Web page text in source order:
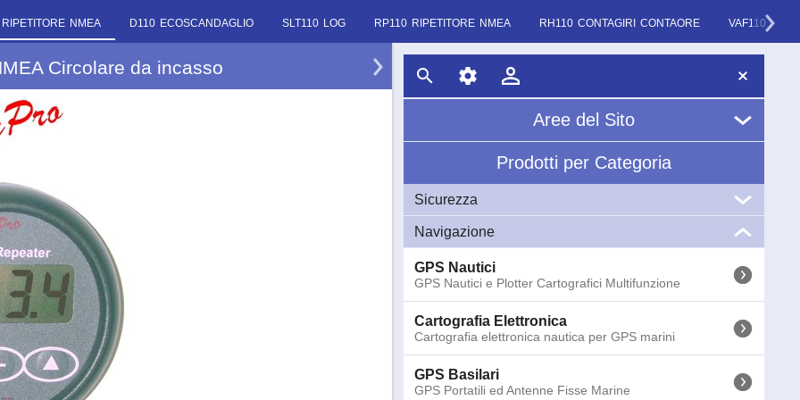
NMEA D110 ECOSCANDAGLIO SLT110 LOG RP110 RIPETITORE NMEA RH110 CONTAGIRI CONTAORE VAF110
Circolare da incasso
Aree del Sito
Chi Siamo
News
Glossario
Prodotti per Categoria
Sicurezza
VHF
VHF Marini Portatili e Fissi
EPIRB
EPIRB GME Radio Boe di Emergenza COSPAS-
SARSAT
AIS
AIS (Automatic Identification System) Ricevitori e
Transponder
Navigazione
GPS Nautici
GPS Nautici e Plotter Cartografici Multifunzione
Cartografia Elettronica
Cartografia elettronica nautica per GPS marini
GPS Basilari
GPS Portatili ed Antenne Fisse Marine